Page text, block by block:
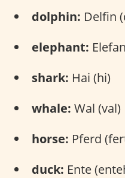
dolphin: Delfin
elephant:
shark: Hai (hi)
whale: Wal (val)
horse: Pferd
duck: Ente